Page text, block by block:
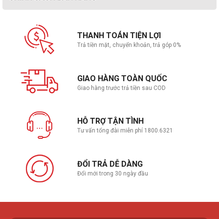
Chuột Cảm ứng đa điểm
Giao tiếp mở rộng
1 x USB 3.2 Gen1 Type-A
Kết nối HDMI/VGA 1 x HDMI 1.4 - hỗ trợ xuất hình 1080P
Camera
THANH TOÁN TIỆN LỢI
Trả tiền mặt, chuyển khoản, trả góp 0%
GIAO HÀNG TOÀN QUỐC
Giao hàng trước trả tiền sau COD
HỖ TRỢ TẬN TÌNH
Tư vấn tổng đài miễn phí 1800.6321
ĐỔI TRẢ DỄ DÀNG
Đổi mới trong 30 ngày đầu